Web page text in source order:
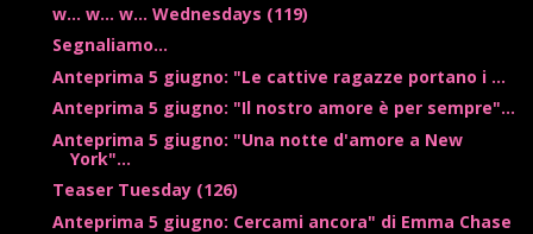
w... w... w... Wednesdays (119)
Segnaliamo...
Anteprima 5 giugno: "Le cattive ragazze portano i ...
Anteprima 5 giugno: "Il nostro amore è per sempre"...
Anteprima 5 giugno: "Una notte d'amore a New
York"...
Teaser Tuesday (126)
Anteprima 5 giugno: Cercami ancora" di Emma Chase